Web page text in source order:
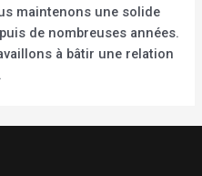
maintenons une solide
de nombreuses années.
à bâtir une relation